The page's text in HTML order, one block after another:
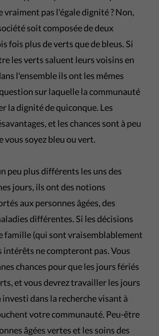
pas l'égale dignité ? Non,
soit composée de deux
fois plus de verts que de bleus. Si
les verts saluent leurs voisins en
l'ensemble ils ont les mêmes
sur laquelle la communauté
la dignité de quiconque. Les
et les chances sont à peu
vous soyez bleu ou vert.
peu plus différents les uns des
jours, ils ont des notions
aux personnes âgées, des
différentes. Si les décisions
famille (qui sont vraisemblablement
intérêts ne compteront pas. Vous
chances pour que les jours fériés
et vous devrez travailler les jours
dans la recherche visant à
votre communauté. Peu-être
âgées vertes et les soins des